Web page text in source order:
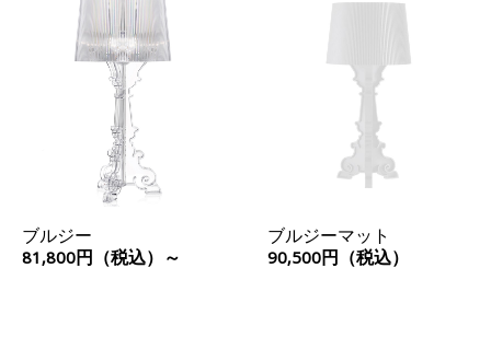
ブルジー
81,800円（税込）～
ブルジーマット
90,500円（税込）